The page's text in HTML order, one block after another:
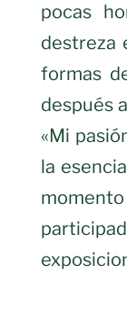
pocas
destreza
formas
después
«Mi
la